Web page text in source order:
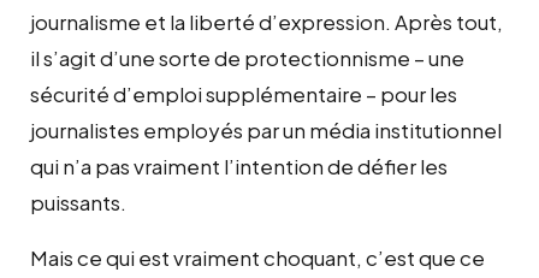
journalisme et la liberté d’expression. Après tout,
il s’agit d’une sorte de protectionnisme – une
sécurité d’emploi supplémentaire – pour les
journalistes employés par un média institutionnel
qui n’a pas vraiment l’intention de défier les
puissants.
Mais ce qui est vraiment choquant, c’est que ce